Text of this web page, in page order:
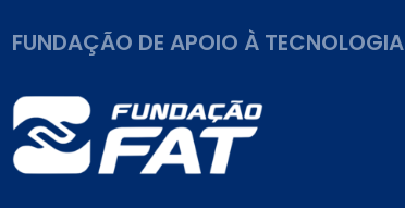
FUNDAÇÃO DE APOIO À TECNOLOGIA